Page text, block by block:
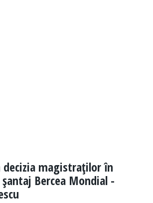
decizia magistraţilor în
Bercea Mondial -